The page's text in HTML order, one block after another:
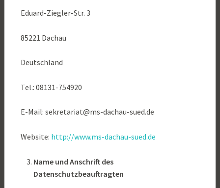
Eduard-Ziegler-Str. 3
85221 Dachau
Deutschland
Tel.: 08131-754920
E-Mail: sekretariat@ms-dachau-sued.de
Website: http://www.ms-dachau-sued.de
Name und Anschrift des
Datenschutzbeauftragten